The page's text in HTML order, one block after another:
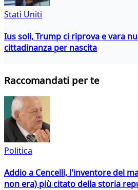
Stati Uniti
Ius soli, Trump ci riprova e vara
cittadinanza per nascita
Raccomandati per te
Politica
Addio a Cencelli, l'inventore del
non era) più citato della storia